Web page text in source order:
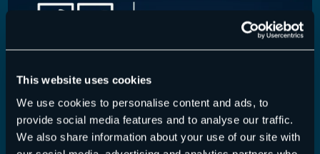
This website uses cookies
We use cookies to personalise content and ads, to
provide social media features and to analyse our traffic.
We also share information about your use of our site with